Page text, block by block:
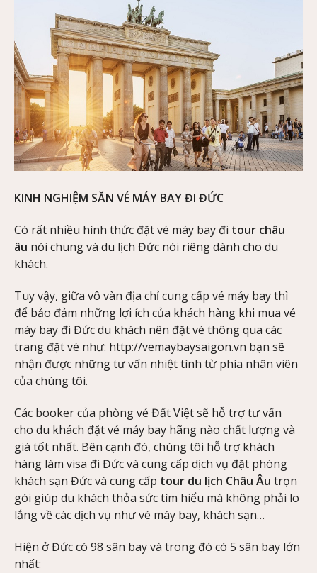
KINH NGHIỆM SĂN VÉ MÁY BAY ĐI ĐỨC
Có rất nhiều hình thức đặt vé máy bay đi tour châu
âu nói chung và du lịch Đức nói riêng dành cho du
khách.
Tuy vậy, giữa vô vàn địa chỉ cung cấp vé máy bay thì
để bảo đảm những lợi ích của khách hàng khi mua vé
máy bay đi Đức du khách nên đặt vé thông qua các
trang đặt vé như: http://vemaybaysaigon.vn bạn sẽ
nhận được những tư vấn nhiệt tình từ phía nhân viên
của chúng tôi.
Các booker của phòng vé Đất Việt sẽ hỗ trợ tư vấn
cho du khách đặt vé máy bay hãng nào chất lượng và
giá tốt nhất. Bên cạnh đó, chúng tôi hỗ trợ khách
hàng làm visa đi Đức và cung cấp dịch vụ đặt phòng
khách sạn Đức và cung cấp tour du lịch Châu Âu trọn
gói giúp du khách thỏa sức tìm hiểu mà không phải lo
lắng về các dịch vụ như vé máy bay, khách sạn…
Hiện ở Đức có 98 sân bay và trong đó có 5 sân bay lớn
nhất: